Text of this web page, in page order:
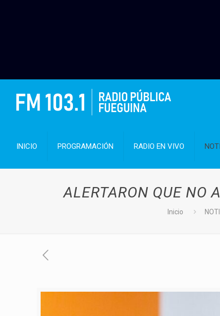
INICIO PROGRAMACIÓN RADIO EN VIVO
ALERTARON QUE NO
Inicio